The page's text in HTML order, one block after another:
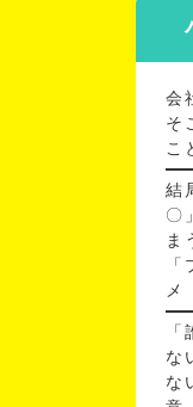
会
そ
こ
結
〇
ま
メ
な
な